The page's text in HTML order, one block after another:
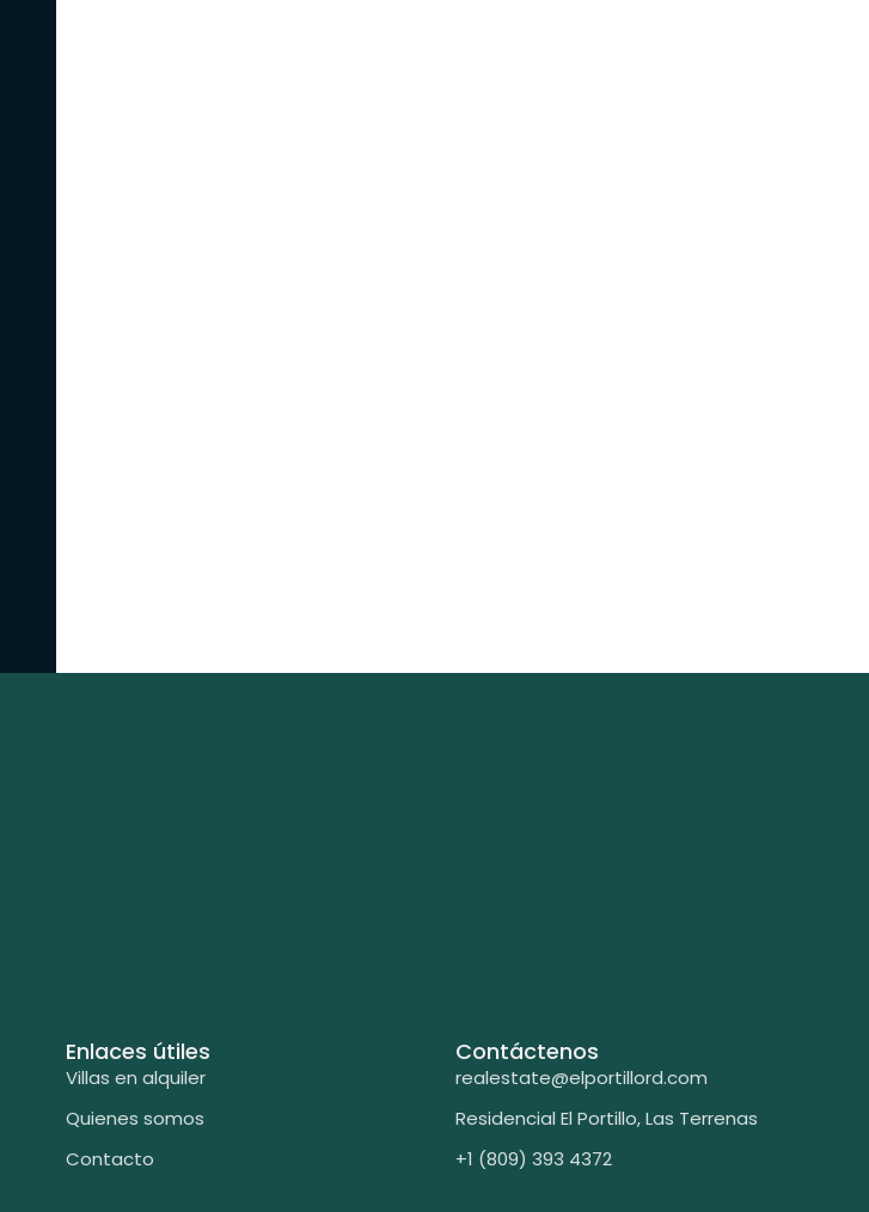
Enlaces útiles
Villas en alquiler
Quienes somos
Contacto
Contáctenos
realestate@elportillord.com
Residencial El Portillo, Las Terrenas​
+1 (809) 393 4372